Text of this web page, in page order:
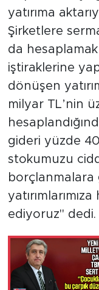
yatırıma
Şirketlere
da
iştiraklerine
dönüşen
milyar TL’nin
gideri yüzde
stokumuzu
borçlanmalara
yatırımlarımıza
ediyoruz" dedi.